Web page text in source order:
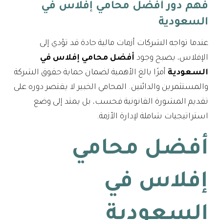
فهم دور أفضل محامي إفلاس في
السعودية
عندما تواجه الشركات أزمات مالية حادة قد تؤدي إلى
الإفلاس، يصبح وجود أفضل محامي إفلاس في
السعودية أمرًا بالغ الأهمية لضمان حماية حقوق الشركة
والمستثمرين والدائنين. المحامي الخبير لا يقتصر دوره على
تقديم المشورة القانونية فحسب، بل يمتد إلى وضع
استراتيجيات شاملة لإدارة الأزمة.
أفضل محامي
إفلاس في